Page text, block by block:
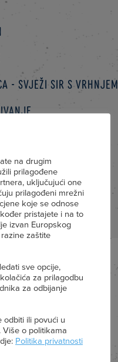
- svježi sir s vrhnjem
na drugim
prilagođene
uključujući one
prilagođeni mrežni
koje se odnose
pristajete i na to
izvan Europskog
zaštite
sve opcije,
za prilagodbu
za odbijanje
odbiti ili povući u
Više o politikama
Politika privatnosti